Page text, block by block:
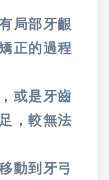
局部牙齦
正的過程
或是牙齒
，較無法
動到牙弓